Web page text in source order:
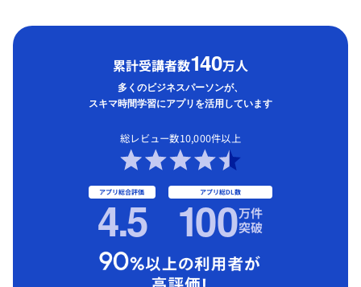
累計受講者数140万人
多くのビジネスパーソンが、
スキマ時間学習にアプリを活用しています
総レビュー数10,000件以上
アプリ総合評価
4.5 アプリ総DL数
100万件
突破